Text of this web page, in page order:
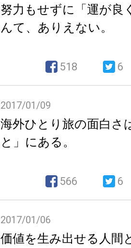
努力もせずに「運が良
んて、ありえない。
518 6
2017/01/09
海外ひとり旅の面白さ
と」にある。
566 6
2017/01/06
価値を生み出せる人間